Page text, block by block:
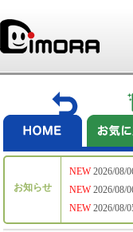
お知らせ
NEW
NEW
NEW
2026/08/
2026/08/
2026/08/